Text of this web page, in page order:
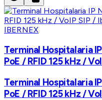
IBERNEX
Terminal Hospitalaria
PoE / RFID 125 kHz /
Terminal Hospitalaria
PoE / RFID 125 kHz /